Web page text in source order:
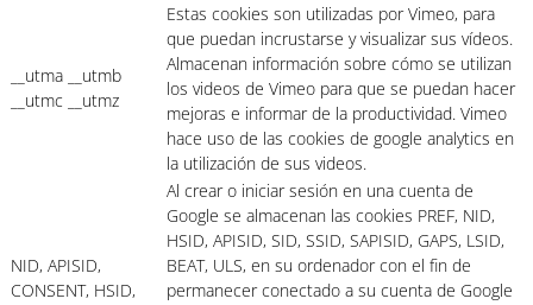
__utma __utmb
__utmc __utmz
Estas cookies son utilizadas por Vimeo, para
que puedan incrustarse y visualizar sus vídeos.
Almacenan información sobre cómo se utilizan
los videos de Vimeo para que se puedan hacer
mejoras e informar de la productividad. Vimeo
hace uso de las cookies de google analytics en
la utilización de sus videos.
NID, APISID,
CONSENT, HSID,
Al crear o iniciar sesión en una cuenta de
Google se almacenan las cookies PREF, NID,
HSID, APISID, SID, SSID, SAPISID, GAPS, LSID,
BEAT, ULS, en su ordenador con el fin de
permanecer conectado a su cuenta de Google